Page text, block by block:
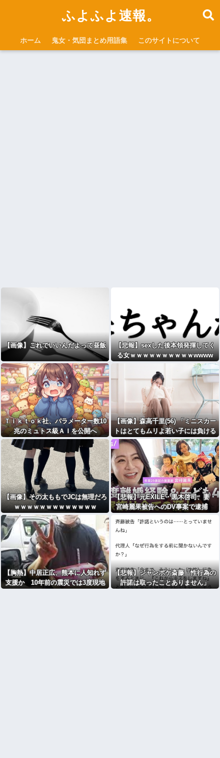
ふよふよ速報。
ホーム 鬼女・気団まとめ用語集 このサイトについて
【画像】これでいいんだよって昼飯
【悲報】sexした後本領発揮してく
る女ｗｗｗｗｗｗｗｗｗｗwwww
Ｔｉｋｔｏｋ社、パラメーター数10
兆のミュトス級ＡＩを公開へ
【画像】森高千里(56) 「ミニスカー
トはとてもムリよ若い子には負ける
わｗｗｗｗｗ」⇒♡
【画像】その太ももでJCは無理だろ
ｗｗｗｗｗｗｗｗｗｗｗｗｗ
【悲報】元EXILE・黒木啓司、妻・
宮崎麗果被告へのDV事案で逮捕
撲、頸部損傷の怪我
【胸熱】中居正広、熊本に人知れず
支援か 10年前の震災では3度現地
【悲報】ジャンポケ斎藤「性行為の
許諾は取ったことありません」